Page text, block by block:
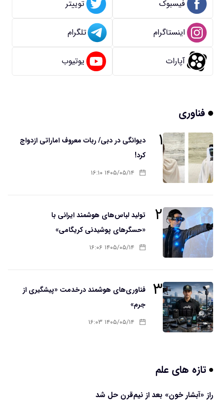
فیسبوک توییتر
اینستاگرام تلگرام
آپارات یوتیوب
فناوری
۱
دیوانگی در دبی/ ربات معروف اماراتی ازدواج
کرد!
۱۴۰۵/۰۵/۱۴ ۱۶:۱۰
۲
تولید لباس‌های هوشمند ایرانی با
«حسگرهای پوشیدنی کریگامی»
۱۴۰۵/۰۵/۱۴ ۱۶:۰۶
۳
فناوری‌های هوشمند درخدمت «پیشگیری از
جرم»
۱۴۰۵/۰۵/۱۴ ۱۶:۰۳
تازه های علم
راز «آبشار خون» بعد از نیم‌قرن حل شد